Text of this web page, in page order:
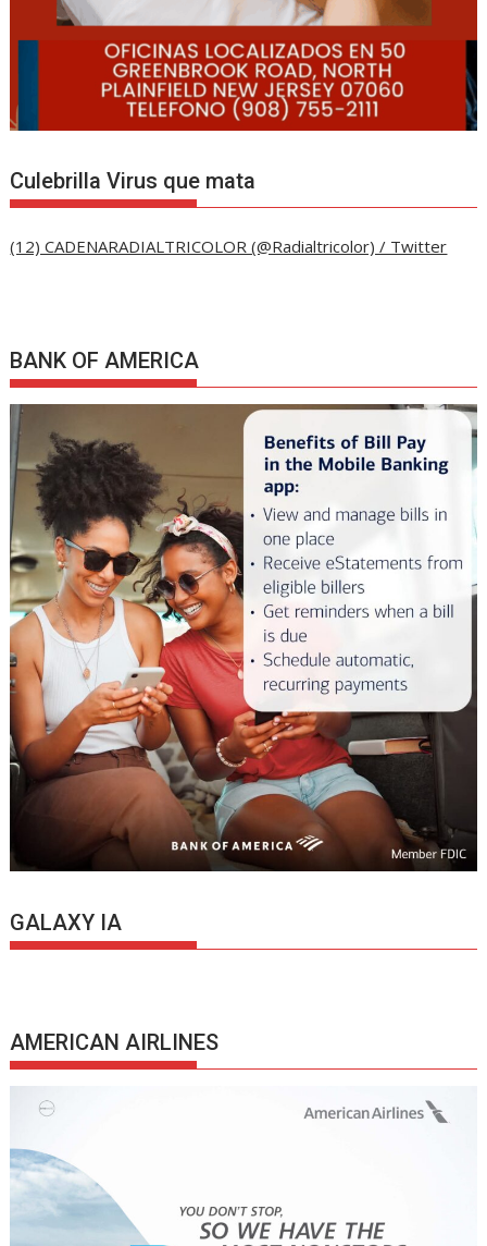
Culebrilla Virus que mata
(12) CADENARADIALTRICOLOR (@Radialtricolor) / Twitter
BANK OF AMERICA
GALAXY IA
AMERICAN AIRLINES